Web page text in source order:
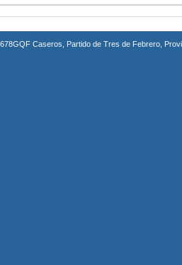
Caseros, Partido de Tres de Febrero,